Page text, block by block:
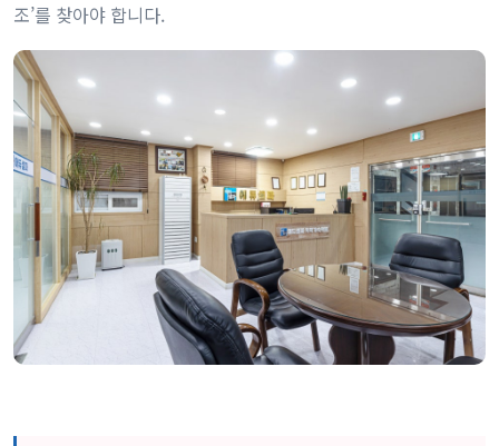
조’를 찾아야 합니다.